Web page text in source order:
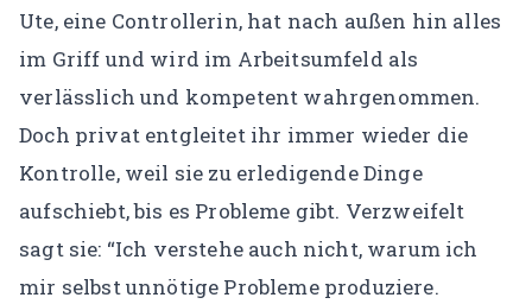
Ute, eine Controllerin, hat nach außen hin alles
im Griff und wird im Arbeitsumfeld als
verlässlich und kompetent wahrgenommen.
Doch privat entgleitet ihr immer wieder die
Kontrolle, weil sie zu erledigende Dinge
aufschiebt, bis es Probleme gibt. Verzweifelt
sagt sie: “Ich verstehe auch nicht, warum ich
mir selbst unnötige Probleme produziere.